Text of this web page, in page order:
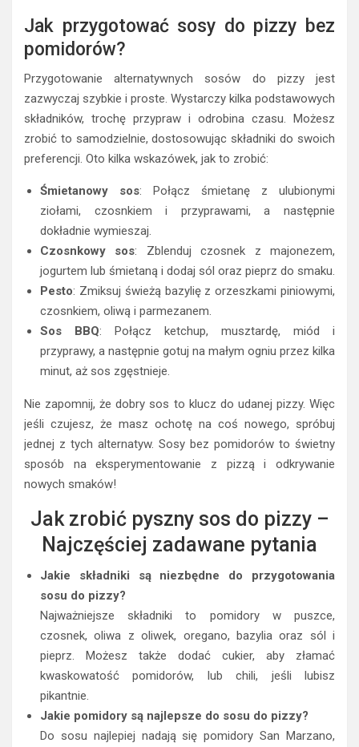
Jak przygotować sosy do pizzy bez
pomidorów?
Przygotowanie alternatywnych sosów do pizzy jest
zazwyczaj szybkie i proste. Wystarczy kilka podstawowych
składników, trochę przypraw i odrobina czasu. Możesz
zrobić to samodzielnie, dostosowując składniki do swoich
preferencji. Oto kilka wskazówek, jak to zrobić:
Śmietanowy sos: Połącz śmietanę z ulubionymi
ziołami, czosnkiem i przyprawami, a następnie
dokładnie wymieszaj.
Czosnkowy sos: Zblenduj czosnek z majonezem,
jogurtem lub śmietaną i dodaj sól oraz pieprz do smaku.
Pesto: Zmiksuj świeżą bazylię z orzeszkami piniowymi,
czosnkiem, oliwą i parmezanem.
Sos BBQ: Połącz ketchup, musztardę, miód i
przyprawy, a następnie gotuj na małym ogniu przez kilka
minut, aż sos zgęstnieje.
Nie zapomnij, że dobry sos to klucz do udanej pizzy. Więc
jeśli czujesz, że masz ochotę na coś nowego, spróbuj
jednej z tych alternatyw. Sosy bez pomidorów to świetny
sposób na eksperymentowanie z pizzą i odkrywanie
nowych smaków!
Jak zrobić pyszny sos do pizzy –
Najczęściej zadawane pytania
Jakie składniki są niezbędne do przygotowania
sosu do pizzy?
Najważniejsze składniki to pomidory w puszce,
czosnek, oliwa z oliwek, oregano, bazylia oraz sól i
pieprz. Możesz także dodać cukier, aby złamać
kwaskowatość pomidorów, lub chili, jeśli lubisz
pikantnie.
Jakie pomidory są najlepsze do sosu do pizzy?
Do sosu najlepiej nadają się pomidory San Marzano,